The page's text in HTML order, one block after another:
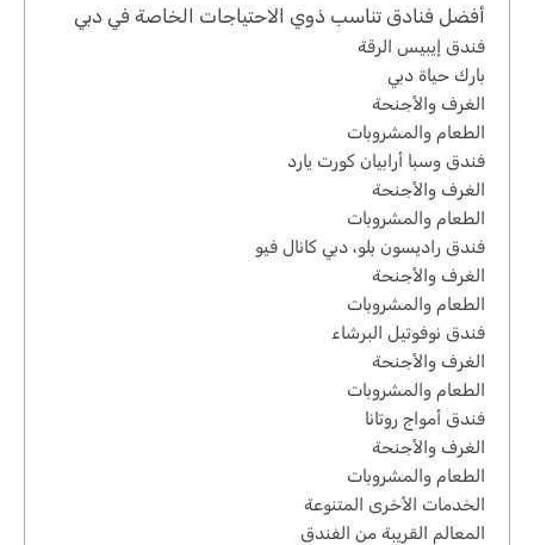
أفضل فنادق تناسب ذوي الاحتياجات الخاصة في دبي
فندق إيبيس الرقة
بارك حياة دبي
الغرف والأجنحة
الطعام والمشروبات
فندق وسبا أرابيان كورت يارد
الغرف والأجنحة
الطعام والمشروبات
فندق راديسون بلو، دبي كانال فيو
الغرف والأجنحة
الطعام والمشروبات
فندق نوفوتيل البرشاء
الغرف والأجنحة
الطعام والمشروبات
فندق أمواج روتانا
الغرف والأجنحة
الطعام والمشروبات
الخدمات الأخرى المتنوعة
المعالم القريبة من الفندق